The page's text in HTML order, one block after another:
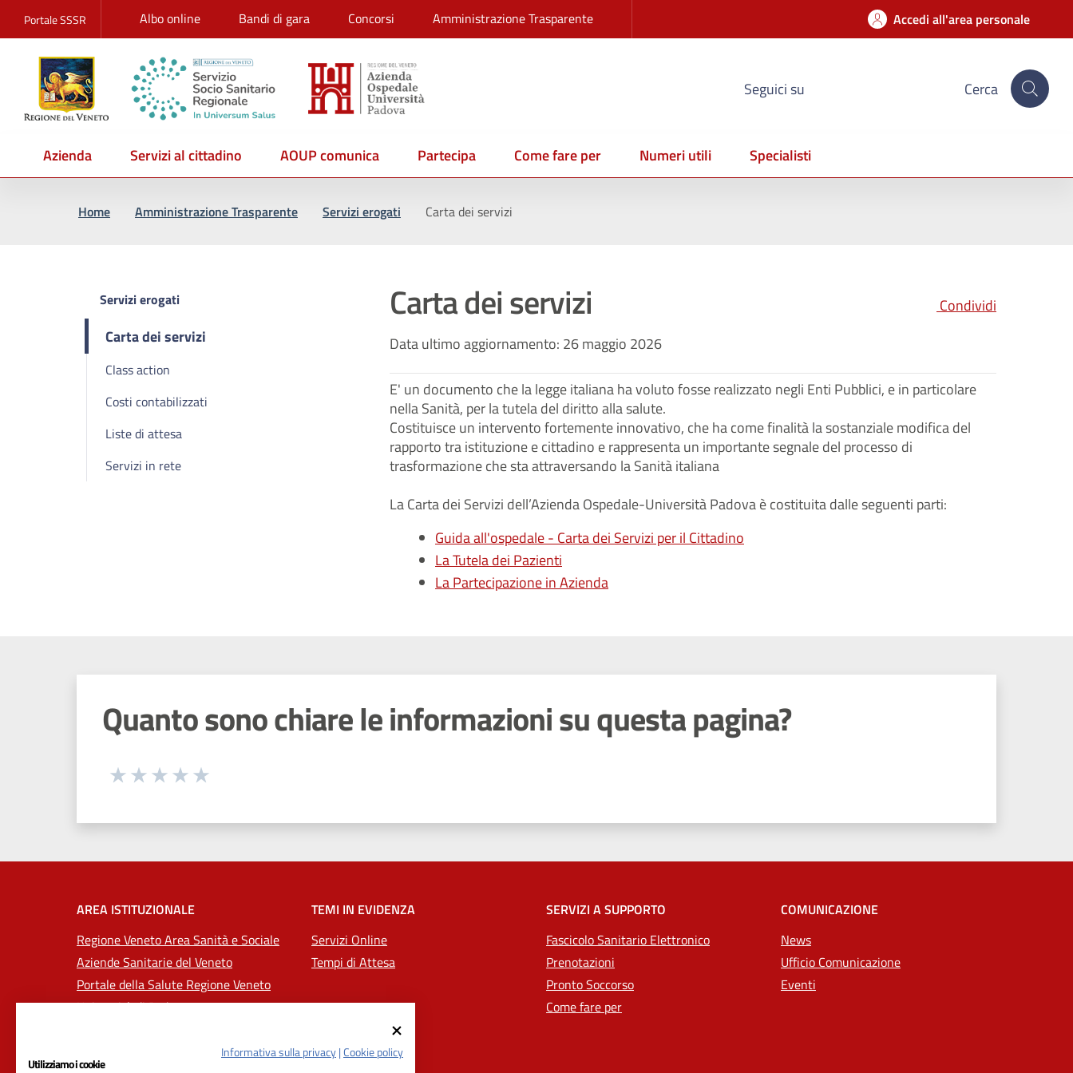
Portale SSSR Albo online Bandi di gara Concorsi Amministrazione Trasparente Accedi all'area personale
Seguici su Cerca
Azienda Servizi al cittadino AOUP comunica Partecipa Come fare per Numeri utili
Specialisti
Home Amministrazione Trasparente Servizi erogati Carta dei servizi
Servizi erogati
Carta dei servizi
Class action
Costi contabilizzati
Liste di attesa
Servizi in rete
Carta dei servizi
Condividi
Data ultimo aggiornamento: 26 maggio 2026
E' un documento che la legge italiana ha voluto fosse realizzato negli Enti Pubblici, e in particolare
nella Sanità, per la tutela del diritto alla salute.
Costituisce un intervento fortemente innovativo, che ha come finalità la sostanziale modifica del
rapporto tra istituzione e cittadino e rappresenta un importante segnale del processo di
trasformazione che sta attraversando la Sanità italiana
La Carta dei Servizi dell’Azienda Ospedale-Università Padova è costituita dalle seguenti parti:
Guida all'ospedale - Carta dei Servizi per il Cittadino
La Tutela dei Pazienti
La Partecipazione in Azienda
Quanto sono chiare le informazioni su questa pagina?
Seleziona una valutazione da 1 a 5 stelle
AREA ISTITUZIONALE
Regione Veneto Area Sanità e Sociale
Aziende Sanitarie del Veneto
Portale della Salute Regione Veneto
Università di Padova
TEMI IN EVIDENZA
Servizi Online
Tempi di Attesa
SERVIZI A SUPPORTO
Fascicolo Sanitario Elettronico
Prenotazioni
Pronto Soccorso
Come fare per
COMUNICAZIONE
News
Ufficio Comunicazione
Eventi
Informativa sulla privacy|Cookie policy
Utilizziamo i cookie